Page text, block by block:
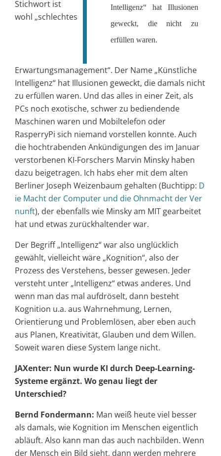
Intelligenz“ hat Illusionen
geweckt, die nicht zu
erfüllen waren.
Stichwort ist
wohl „schlechtes
Erwartungsmanagement“. Der Name „Künstliche
Intelligenz“ hat Illusionen geweckt, die damals nicht
zu erfüllen waren. Und das alles in einer Zeit, als
PCs noch exotische, schwer zu bediendende
Maschinen waren und Mobiltelefon oder
RasperryPi sich niemand vorstellen konnte. Auch
die hochtrabenden Ankündigungen des im Januar
verstorbenen KI-Forschers Marvin Minsky haben
dazu beigetragen. Ich habs eher mit dem alten
Berliner Joseph Weizenbaum gehalten (Buchtipp: D
ie Macht der Computer und die Ohnmacht der Ver
nunft), der ebenfalls wie Minsky am MIT gearbeitet
hat und etwas zurückhaltender war.
Der Begriff „Intelligenz“ war also unglücklich
gewählt, vielleicht wäre „Kognition“, also der
Prozess des Verstehens, besser gewesen. Jeder
versteht unter „Intelligenz“ etwas anderes. Und
wenn man das mal aufdröselt, dann besteht
Kognition u.a. aus Wahrnehmung, Lernen,
Orientierung und Problemlösen, aber eben auch
aus Planen, Kreativität, Glauben und dem Willen.
Soweit waren diese System lange nicht.
JAXenter: Nun wurde KI durch Deep-Learning-
Systeme ergänzt. Wo genau liegt der
Unterschied?
Bernd Fondermann: Man weiß heute viel besser
als damals, wie Kognition im Menschen eigentlich
abläuft. Also kann man das auch nachbilden. Wenn
der Mensch ein Bild sieht, dann werden mehrere